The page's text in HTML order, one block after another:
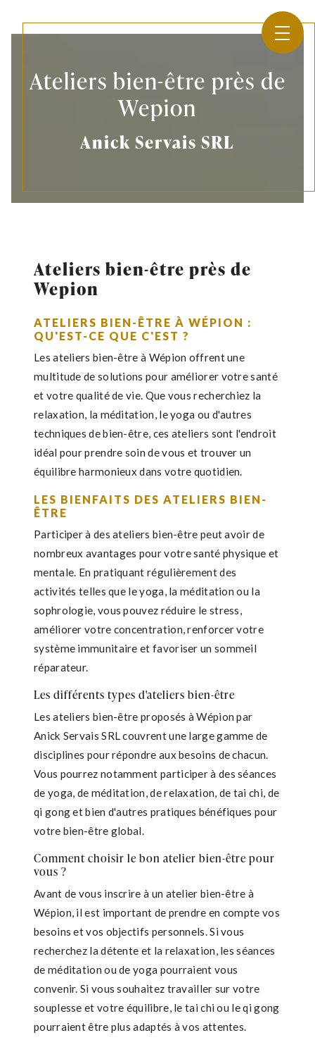
Ateliers bien-être près de
Wepion
Anick Servais SRL
Ateliers bien-être près de
Wepion
ATELIERS BIEN-ÊTRE À WÉPION :
QU'EST-CE QUE C'EST ?
Les ateliers bien-être à Wépion offrent une
multitude de solutions pour améliorer votre santé
et votre qualité de vie. Que vous recherchiez la
relaxation, la méditation, le yoga ou d'autres
techniques de bien-être, ces ateliers sont l'endroit
idéal pour prendre soin de vous et trouver un
équilibre harmonieux dans votre quotidien.
LES BIENFAITS DES ATELIERS BIEN-
ÊTRE
Participer à des ateliers bien-être peut avoir de
nombreux avantages pour votre santé physique et
mentale. En pratiquant régulièrement des
activités telles que le yoga, la méditation ou la
sophrologie, vous pouvez réduire le stress,
améliorer votre concentration, renforcer votre
système immunitaire et favoriser un sommeil
réparateur.
Les différents types d'ateliers bien-être
Les ateliers bien-être proposés à Wépion par
Anick Servais SRL couvrent une large gamme de
disciplines pour répondre aux besoins de chacun.
Vous pourrez notamment participer à des séances
de yoga, de méditation, de relaxation, de tai chi, de
qi gong et bien d'autres pratiques bénéfiques pour
votre bien-être global.
Comment choisir le bon atelier bien-être pour
vous ?
Avant de vous inscrire à un atelier bien-être à
Wépion, il est important de prendre en compte vos
besoins et vos objectifs personnels. Si vous
recherchez la détente et la relaxation, les séances
de méditation ou de yoga pourraient vous
convenir. Si vous souhaitez travailler sur votre
souplesse et votre équilibre, le tai chi ou le qi gong
pourraient être plus adaptés à vos attentes.